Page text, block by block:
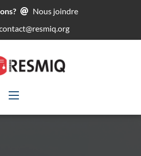
Nous joindre